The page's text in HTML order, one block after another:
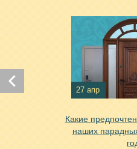
Хочу такую
27 апр
Какие
наших